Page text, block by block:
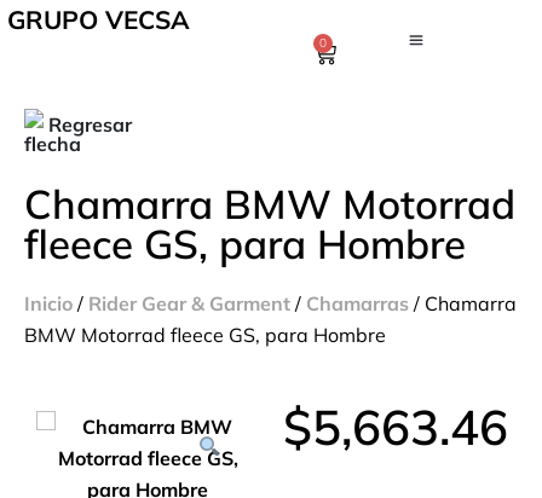
GRUPO VECSA
0
Regresar
Chamarra BMW Motorrad
fleece GS, para Hombre
Inicio / Rider Gear & Garment / Chamarras / Chamarra
BMW Motorrad fleece GS, para Hombre
$5,663.46